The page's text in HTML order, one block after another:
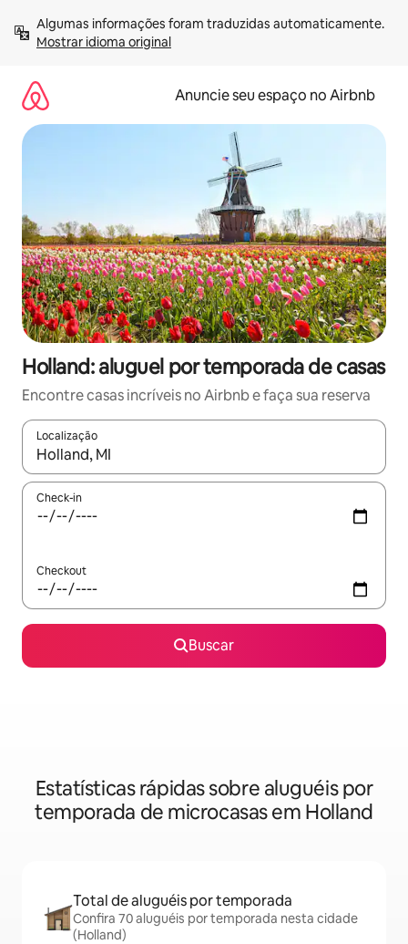
para
Mostrar idioma original
Anuncie seu espaço no Airbnb
Holland: aluguel por temporada de casas
Encontre casas incríveis no Airbnb e faça sua reserva
Localização
Quando os resultados estiverem disponíveis, explore-os
Check-in
Checkout
Buscar
Estatísticas rápidas sobre aluguéis por
temporada de microcasas em Holland
Total de aluguéis por temporada
Confira 70 aluguéis por temporada nesta cidade
(Holland)